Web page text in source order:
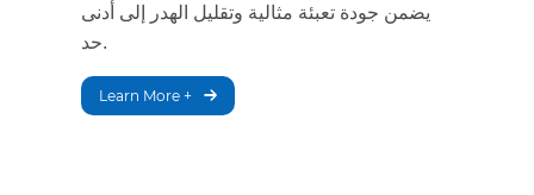
يضمن جودة تعبئة مثالية وتقليل الهدر إلى أدنى
حد.
Learn More +